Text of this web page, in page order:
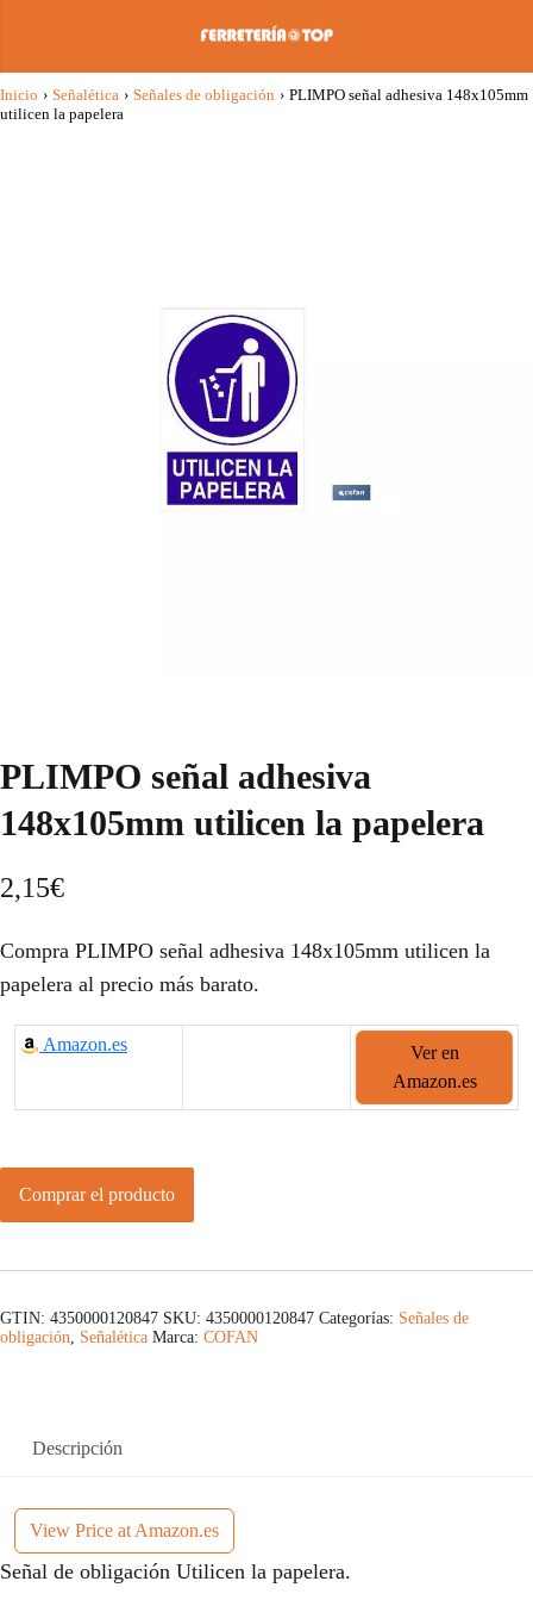
Inicio › Señalética › Señales de obligación › PLIMPO señal adhesiva 148x105mm
utilicen la papelera
PLIMPO señal adhesiva
148x105mm utilicen la papelera
2,15€
Compra PLIMPO señal adhesiva 148x105mm utilicen la
papelera al precio más barato.
Amazon.es
Ver en
Amazon.es
Comprar el producto
GTIN: 4350000120847 SKU: 4350000120847 Categorías: Señales de
obligación, Señalética Marca: COFAN
Descripción
View Price at Amazon.es
Señal de obligación Utilicen la papelera.